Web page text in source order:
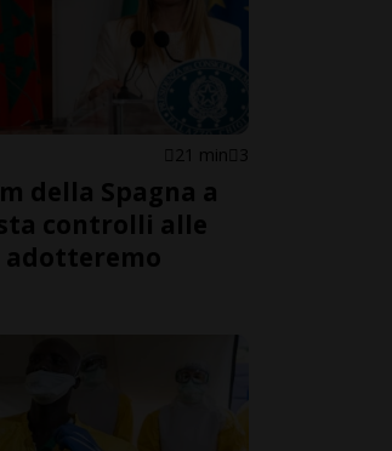
21 min 3
della Spagna a
controlli alle
adotteremo